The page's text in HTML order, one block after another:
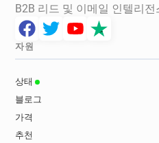
B2B 리드 및 이메일 인텔리전
자원
상태
블로그
가격
추천